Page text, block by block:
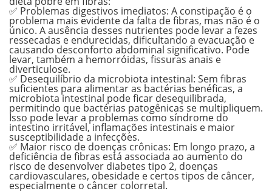
✅ Problemas digestivos imediatos: A constipação é o
problema mais evidente da falta de fibras, mas não é o
único. A ausência desses nutrientes pode levar a fezes
ressecadas e endurecidas, dificultando a evacuação e
causando desconforto abdominal significativo. Pode
levar, também a hemorróidas, fissuras anais e
diverticulose.
✅ Desequilíbrio da microbiota intestinal: Sem fibras
suficientes para alimentar as bactérias benéficas, a
microbiota intestinal pode ficar desequilibrada,
permitindo que bactérias patogênicas se multipliquem.
Isso pode levar a problemas como síndrome do
intestino irritável, inflamações intestinais e maior
susceptibilidade a infecções.
✅ Maior risco de doenças crônicas: Em longo prazo, a
deficiência de fibras está associada ao aumento do
risco de desenvolver diabetes tipo 2, doenças
cardiovasculares, obesidade e certos tipos de câncer,
especialmente o câncer colorretal.